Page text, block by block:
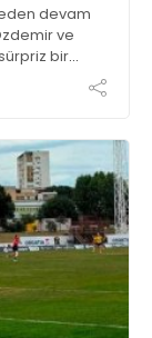
devam
ve
bir